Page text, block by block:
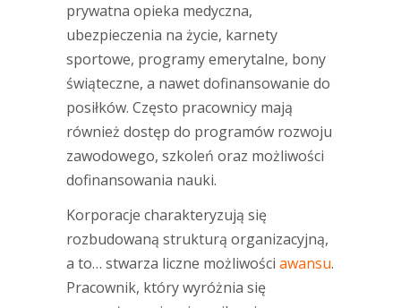
prywatna opieka medyczna,
ubezpieczenia na życie, karnety
sportowe, programy emerytalne, bony
świąteczne, a nawet dofinansowanie do
posiłków. Często pracownicy mają
również dostęp do programów rozwoju
zawodowego, szkoleń oraz możliwości
dofinansowania nauki.
Korporacje charakteryzują się
rozbudowaną strukturą organizacyjną,
a to… stwarza liczne możliwości awansu.
Pracownik, który wyróżnia się